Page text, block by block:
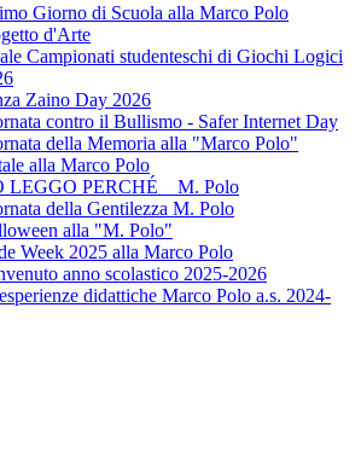
Giorno di Scuola alla Marco Polo
d'Arte
Campionati studenteschi di Giochi Logici
Zaino Day 2026
contro il Bullismo - Safer Internet Day
della Memoria alla "Marco Polo"
alla Marco Polo
LEGGO PERCHÉ _ M. Polo
della Gentilezza M. Polo
alla "M. Polo"
Week 2025 alla Marco Polo
anno scolastico 2025-2026
didattiche Marco Polo a.s. 2024-